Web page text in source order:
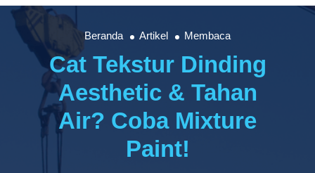
Beranda Artikel Membaca
Cat Tekstur Dinding
Aesthetic & Tahan
Air? Coba Mixture
Paint!